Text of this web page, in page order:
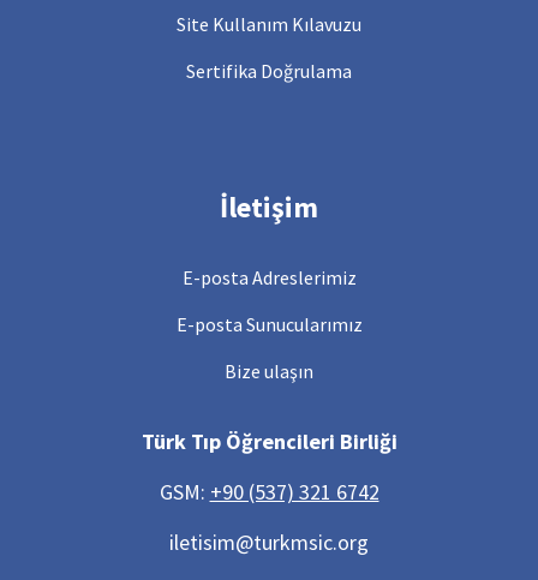
Site Kullanım Kılavuzu
Sertifika Doğrulama
İletişim
E-posta Adreslerimiz
E-posta Sunucularımız
Bize ulaşın
Türk Tıp Öğrencileri Birliği
GSM: +90 (537) 321 6742
iletisim@turkmsic.org